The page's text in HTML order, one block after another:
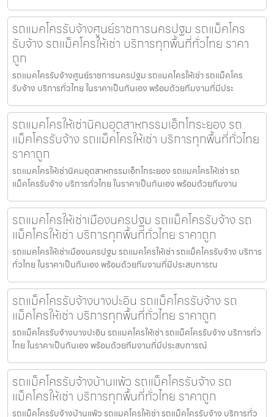
รถแมคโครรับจ้างศูนย์ราชการนครปฐม รถแม็คโคร
รับจ้าง รถแม็คโครให้เช่า บริการทุกพื้นที่ทั่วไทย ราคา
ถูก
รถแมคโครรับจ้างศูนย์ราชการนครปฐม รถแมคโครให้เช่า รถแม็คโคร
รับจ้าง บริการทั่วไทย ในราคาเป็นกันเอง พร้อมด้วยทีมงานที่มีประ
รถแมคโครให้เช่านิคมอุตสาหกรรมเอ็กโกระยอง รถ
แม็คโครรับจ้าง รถแม็คโครให้เช่า บริการทุกพื้นที่ทั่วไทย
ราคาถูก
รถแมคโครให้เช่านิคมอุตสาหกรรมเอ็กโกระยอง รถแมคโครให้เช่า รถ
แม็คโครรับจ้าง บริการทั่วไทย ในราคาเป็นกันเอง พร้อมด้วยทีมงาน
รถแมคโครให้เช่าเมืองนครปฐม รถแม็คโครรับจ้าง รถ
แม็คโครให้เช่า บริการทุกพื้นที่ทั่วไทย ราคาถูก
รถแมคโครให้เช่าเมืองนครปฐม รถแมคโครให้เช่า รถแม็คโครรับจ้าง บริการ
ทั่วไทย ในราคาเป็นกันเอง พร้อมด้วยทีมงานที่มีประสบการณ
รถแม็คโครรับจ้างบางปะอิน รถแม็คโครรับจ้าง รถ
แม็คโครให้เช่า บริการทุกพื้นที่ทั่วไทย ราคาถูก
รถแม็คโครรับจ้างบางปะอิน รถแมคโครให้เช่า รถแม็คโครรับจ้าง บริการทั่ว
ไทย ในราคาเป็นกันเอง พร้อมด้วยทีมงานที่มีประสบการณ์
รถแม็คโครรับจ้างบ้านแพ้ว รถแม็คโครรับจ้าง รถ
แม็คโครให้เช่า บริการทุกพื้นที่ทั่วไทย ราคาถูก
รถแม็คโครรับจ้างบ้านแพ้ว รถแมคโครให้เช่า รถแม็คโครรับจ้าง บริการทั่ว